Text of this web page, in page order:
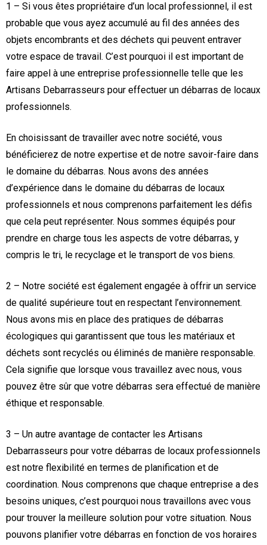
1 – Si vous êtes propriétaire d’un local professionnel, il est
probable que vous ayez accumulé au fil des années des
objets encombrants et des déchets qui peuvent entraver
votre espace de travail. C’est pourquoi il est important de
faire appel à une entreprise professionnelle telle que les
Artisans Debarrasseurs pour effectuer un débarras de locaux
professionnels.
En choisissant de travailler avec notre société, vous
bénéficierez de notre expertise et de notre savoir-faire dans
le domaine du débarras. Nous avons des années
d’expérience dans le domaine du débarras de locaux
professionnels et nous comprenons parfaitement les défis
que cela peut représenter. Nous sommes équipés pour
prendre en charge tous les aspects de votre débarras, y
compris le tri, le recyclage et le transport de vos biens.
2 – Notre société est également engagée à offrir un service
de qualité supérieure tout en respectant l’environnement.
Nous avons mis en place des pratiques de débarras
écologiques qui garantissent que tous les matériaux et
déchets sont recyclés ou éliminés de manière responsable.
Cela signifie que lorsque vous travaillez avec nous, vous
pouvez être sûr que votre débarras sera effectué de manière
éthique et responsable.
3 – Un autre avantage de contacter les Artisans
Debarrasseurs pour votre débarras de locaux professionnels
est notre flexibilité en termes de planification et de
coordination. Nous comprenons que chaque entreprise a des
besoins uniques, c’est pourquoi nous travaillons avec vous
pour trouver la meilleure solution pour votre situation. Nous
pouvons planifier votre débarras en fonction de vos horaires